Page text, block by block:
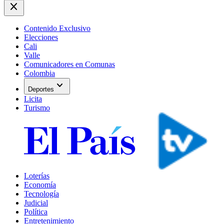
close
Contenido Exclusivo
Elecciones
Cali
Valle
Comunicadores en Comunas
Colombia
Deportes expand_more
Licita
Turismo
Loterías
Economía
Tecnología
Judicial
Política
Entretenimiento